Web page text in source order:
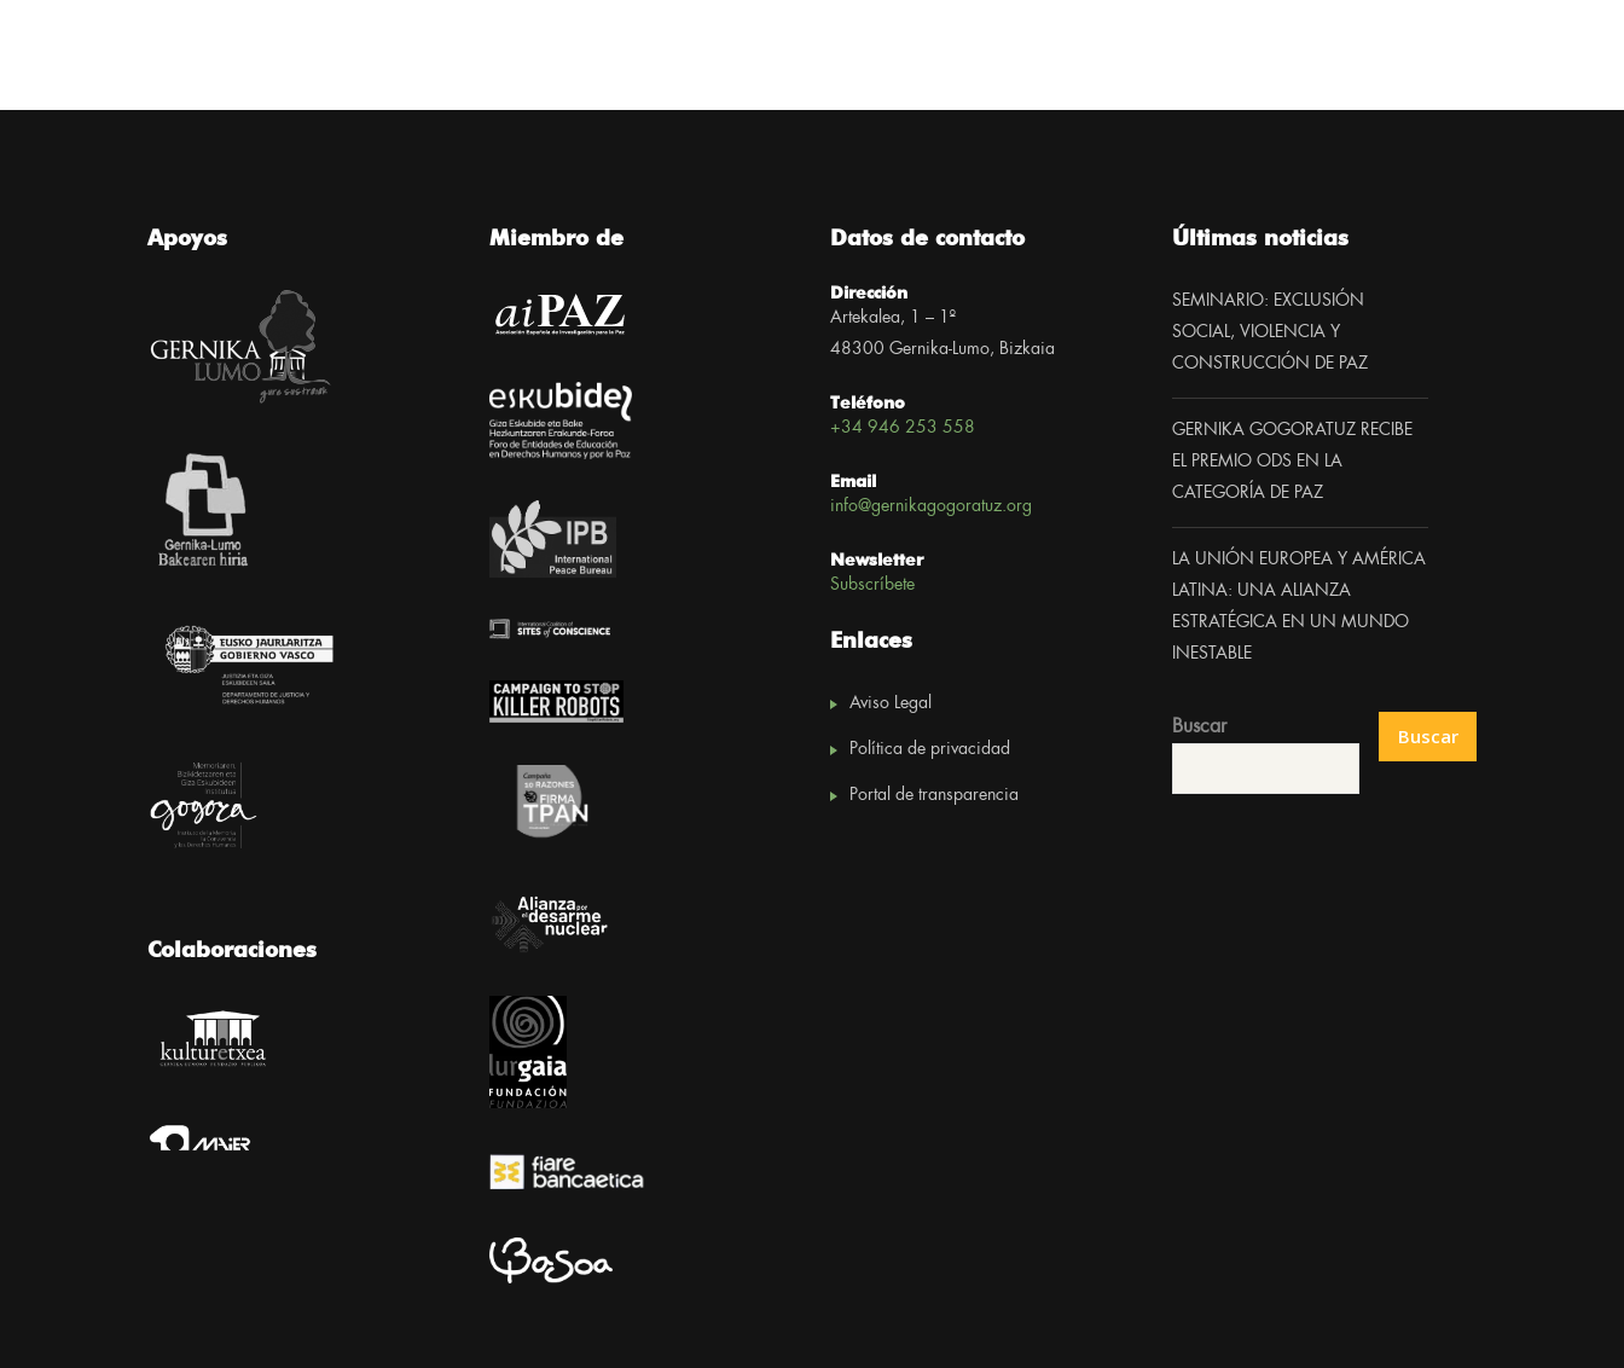
Apoyos
Colaboraciones
Miembro de Datos de contacto
Dirección
Artekalea, 1 – 1º
48300 Gernika-Lumo, Bizkaia
Teléfono
+34 946 253 558
Email
info@gernikagogoratuz.org
Newsletter
Subscríbete
Enlaces
Aviso Legal
Política de privacidad
Portal de transparencia
Últimas noticias
SEMINARIO: EXCLUSIÓN
SOCIAL, VIOLENCIA Y
CONSTRUCCIÓN DE PAZ
GERNIKA GOGORATUZ RECIBE
EL PREMIO ODS EN LA
CATEGORÍA DE PAZ
LA UNIÓN EUROPEA Y AMÉRICA
LATINA: UNA ALIANZA
ESTRATÉGICA EN UN MUNDO
INESTABLE
Buscar Buscar